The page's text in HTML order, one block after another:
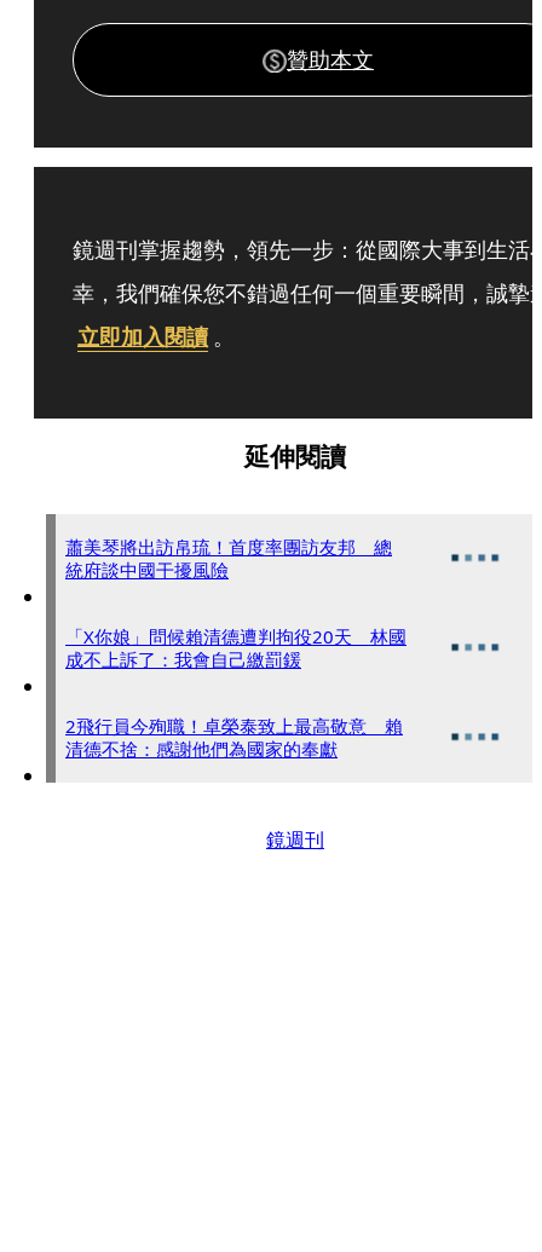
贊助本文
鏡週刊掌握趨勢，領先一步：從國際大事到生活
幸，我們確保您不錯過任何一個重要瞬間，誠摯
立即加入閱讀 。
延伸閱讀
蕭美琴將出訪帛琉！首度率團訪友邦 總
統府談中國干擾風險
「X你娘」問候賴清德遭判拘役20天 林國
成不上訴了：我會自己繳罰鍰
2飛行員今殉職！卓榮泰致上最高敬意 賴
清德不捨：感謝他們為國家的奉獻
鏡週刊